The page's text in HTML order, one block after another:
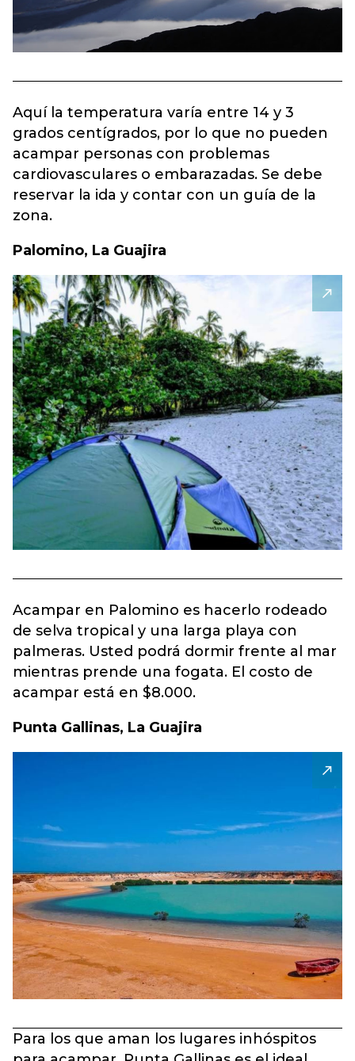
Aquí la temperatura varía entre 14 y 3
grados centígrados, por lo que no pueden
acampar personas con problemas
cardiovasculares o embarazadas. Se debe
reservar la ida y contar con un guía de la
zona.
Palomino, La Guajira
Acampar en Palomino es hacerlo rodeado
de selva tropical y una larga playa con
palmeras. Usted podrá dormir frente al mar
mientras prende una fogata. El costo de
acampar está en $8.000.
Punta Gallinas, La Guajira
Para los que aman los lugares inhóspitos